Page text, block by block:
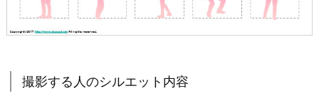
撮影する人のシルエット内容